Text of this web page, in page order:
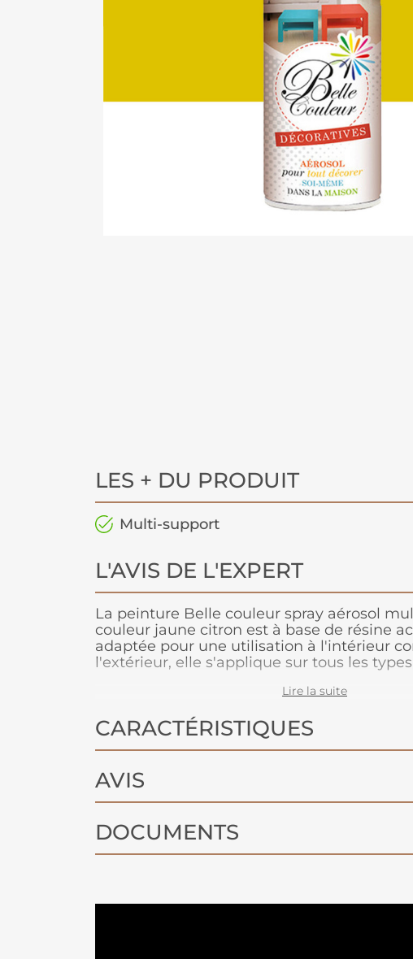
LES + DU PRODUIT
Multi-support
L'AVIS DE L'EXPERT
La peinture Belle couleur spray aérosol
couleur jaune citron est à base de résine
adaptée pour une utilisation à l'intérieur
l'extérieur, elle s'applique sur tous les
Lire la suite
CARACTÉRISTIQUES
AVIS
DOCUMENTS